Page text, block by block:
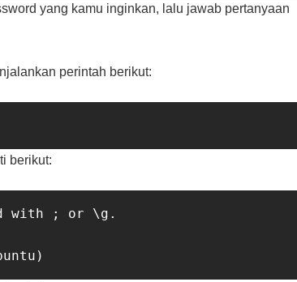
yang kamu inginkan, lalu jawab pertanyaan
perintah berikut:
berikut:
with ; or \g.